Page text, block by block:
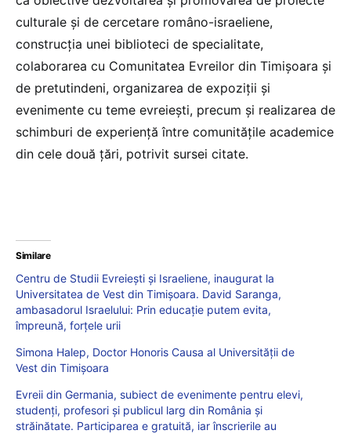
culturale şi de cercetare româno-israeliene,
construcţia unei biblioteci de specialitate,
colaborarea cu Comunitatea Evreilor din Timişoara şi
de pretutindeni, organizarea de expoziţii şi
evenimente cu teme evreieşti, precum şi realizarea de
schimburi de experienţă între comunităţile academice
din cele două ţări, potrivit sursei citate.
Similare
Centru de Studii Evreiești și Israeliene, inaugurat la
Universitatea de Vest din Timișoara. David Saranga,
ambasadorul Israelului: Prin educație putem evita,
împreună, forțele urii
Simona Halep, Doctor Honoris Causa al Universității de
Vest din Timișoara
Evreii din Germania, subiect de evenimente pentru elevi,
studenți, profesori și publicul larg din România și
străinătate. Participarea e gratuită, iar înscrierile au